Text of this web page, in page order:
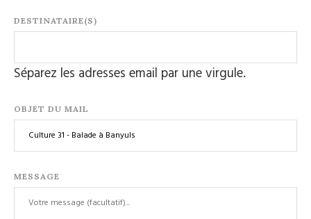
DESTINATAIRE(S)
Séparez les adresses email par une virgule.
OBJET DU MAIL
MESSAGE